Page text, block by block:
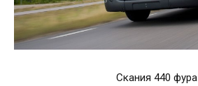
Скания 440 фура